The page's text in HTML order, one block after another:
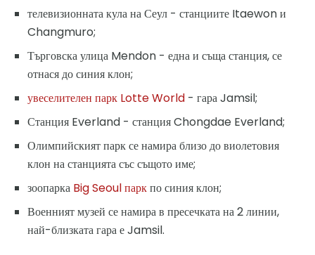
телевизионната кула на Сеул - станциите Itaewon и
Changmuro;
Търговска улица Mendon - една и съща станция, се
отнася до синия клон;
увеселителен парк Lotte World - гара Jamsil;
Станция Everland - станция Chongdae Everland;
Олимпийският парк се намира близо до виолетовия
клон на станцията със същото име;
зоопарка Big Seoul паркпо синия клон;
Военният музей се намира в пресечката на 2 линии,
най-близката гара е Jamsil.